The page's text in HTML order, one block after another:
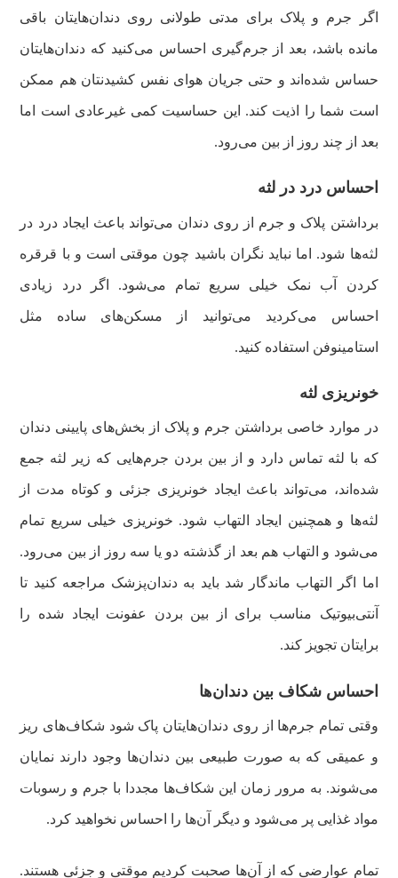
اگر جرم و پلاک برای مدتی طولانی روی دندان‌هایتان باقی
مانده باشد، بعد از جرم‌گیری احساس می‌کنید که دندان‌هایتان
حساس شده‌اند و حتی جریان هوای نفس کشیدنتان هم ممکن
است شما را اذیت کند. این حساسیت کمی غیرعادی است اما
بعد از چند روز از بین می‌رود.
احساس درد در لثه
برداشتن پلاک و جرم از روی دندان می‌تواند باعث ایجاد درد در
لثه‌ها شود. اما نباید نگران باشید چون موقتی است و با قرقره
کردن آب نمک خیلی سریع تمام می‌شود. اگر درد زیادی
احساس می‌کردید می‌توانید از مسکن‌های ساده مثل
استامینوفن استفاده کنید.
خونریزی لثه
در موارد خاصی برداشتن جرم و پلاک از بخش‌های پایینی دندان
که با لثه تماس دارد و از بین بردن جرم‌هایی که زیر لثه جمع
شده‌اند، می‌تواند باعث ایجاد خونریزی جزئی و کوتاه مدت از
لثه‌ها و همچنین ایجاد التهاب شود. خونریزی خیلی سریع تمام
می‌شود و التهاب هم بعد از گذشته دو یا سه روز از بین می‌رود.
اما اگر التهاب ماندگار شد باید به دندان‌پزشک مراجعه کنید تا
آنتی‌بیوتیک مناسب برای از بین بردن عفونت ایجاد شده را
برایتان تجویز کند.
احساس شکاف بین دندان‌ها
وقتی تمام جرم‌ها از روی دندان‌هایتان پاک شود شکاف‌های ریز
و عمیقی که به صورت طبیعی بین دندان‌ها وجود دارند نمایان
می‌شوند. به مرور زمان این شکاف‌ها مجددا با جرم و رسوبات
مواد غذایی پر می‌شود و دیگر آن‌ها را احساس نخواهید کرد.
تمام عوارضی که از آن‌ها صحبت کردیم موقتی و جزئی هستند.